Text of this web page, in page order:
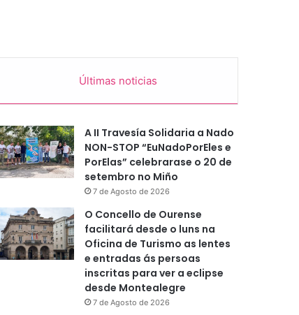
Últimas noticias
A II Travesía Solidaria a Nado
NON-STOP “EuNadoPorEles e
PorElas” celebrarase o 20 de
setembro no Miño
7 de Agosto de 2026
O Concello de Ourense
facilitará desde o luns na
Oficina de Turismo as lentes
e entradas ás persoas
inscritas para ver a eclipse
desde Montealegre
7 de Agosto de 2026